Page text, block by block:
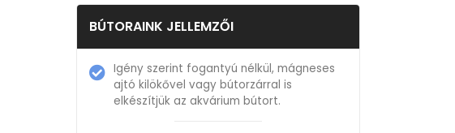
BÚTORAINK JELLEMZŐI
Igény szerint fogantyú nélkül, mágneses
ajtó kilökővel vagy bútorzárral is
elkészítjük az akvárium bútort.